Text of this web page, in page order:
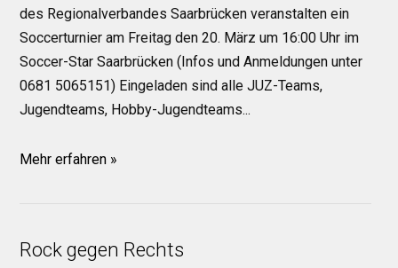
des Regionalverbandes Saarbrücken veranstalten ein
Soccerturnier am Freitag den 20. März um 16:00 Uhr im
Soccer-Star Saarbrücken (Infos und Anmeldungen unter
0681 5065151) Eingeladen sind alle JUZ-Teams,
Jugendteams, Hobby-Jugendteams...
Mehr erfahren »
Rock gegen Rechts